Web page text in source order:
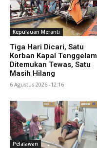
Kepulauan Meranti
Tiga Hari Dicari, Satu
Korban Kapal Tenggelam
Ditemukan Tewas, Satu
Masih Hilang
6 Agustus 2026 -12:16
Pelalawan